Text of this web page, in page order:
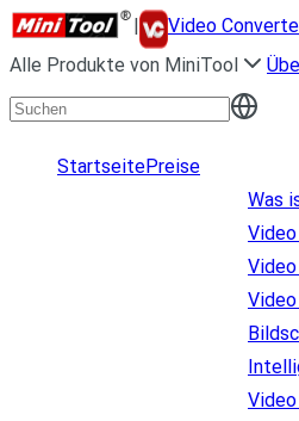
|
Video
Alle Produkte von MiniTool
StartseitePreise
Was